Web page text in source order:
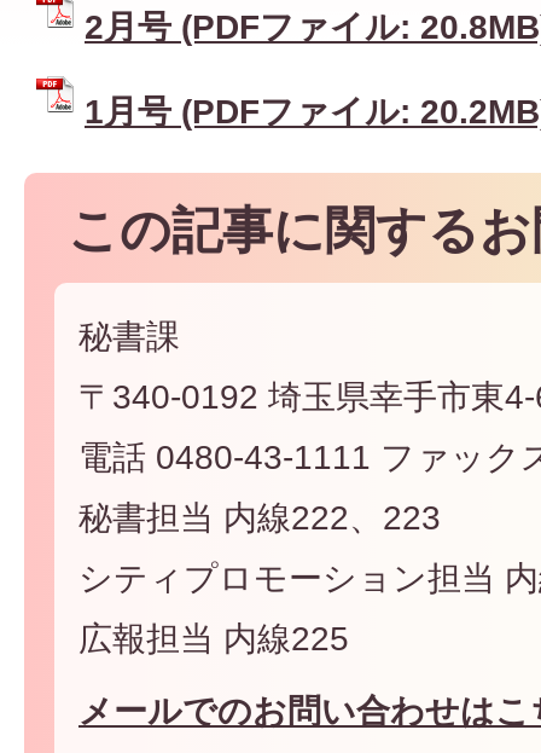
2月号 (PDFファイル:
1月号 (PDFファイル:
この記事に関する
秘書課
〒340-0192 埼玉県幸手市東
電話 0480-43-1111 ファック
秘書担当 内線222、223
シティプロモーション担当
広報担当 内線225
メールでのお問い合わせは